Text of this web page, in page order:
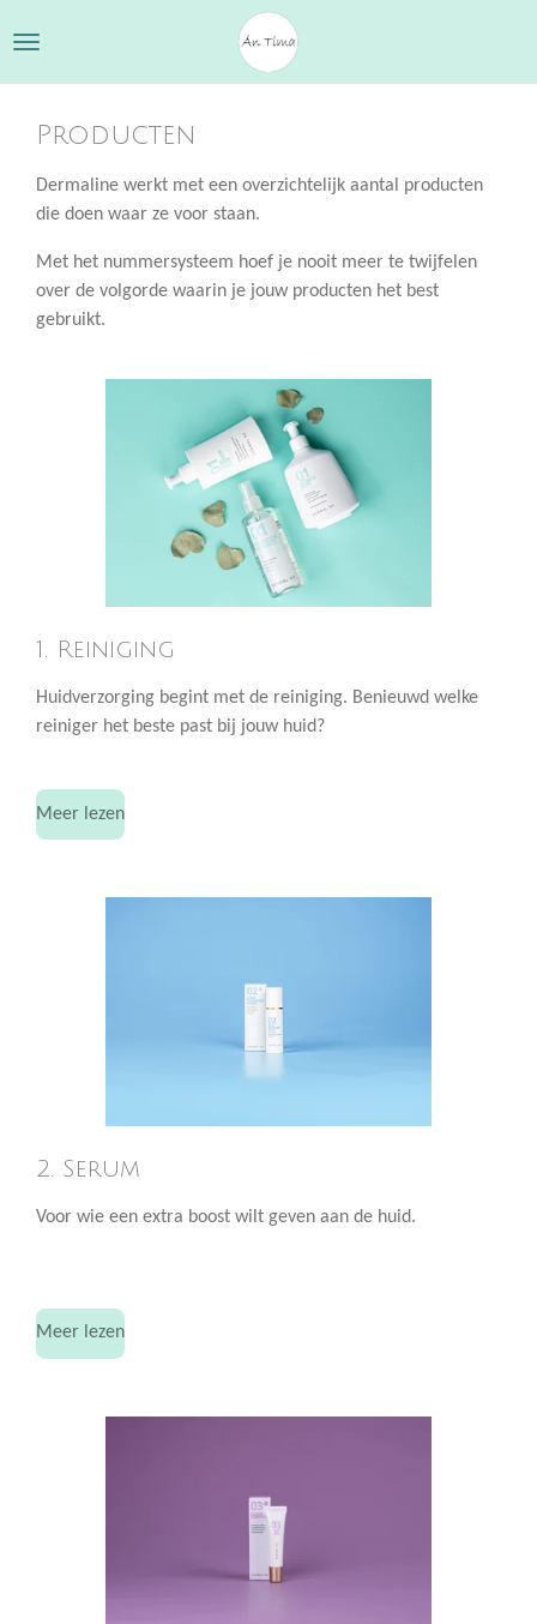
direct
naar
hoofdinhoud
Producten
Dermaline werkt met een overzichtelijk aantal producten
die doen waar ze voor staan.
Met het nummersysteem hoef je nooit meer te twijfelen
over de volgorde waarin je jouw producten het best
gebruikt.
1. Reiniging
Huidverzorging begint met de reiniging. Benieuwd welke
reiniger het beste past bij jouw huid?
Meer lezen
2. Serum
Voor wie een extra boost wilt geven aan de huid.
Meer lezen